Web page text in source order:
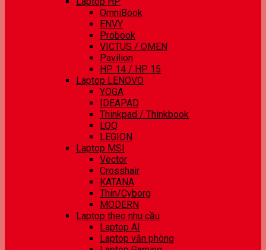
OmniBook
ENVY
Probook
VICTUS / OMEN
Pavilion
HP 14 / HP 15
Laptop LENOVO
YOGA
IDEAPAD
Thinkpad / Thinkbook
LOQ
LEGION
Laptop MSI
Vector
Crosshair
KATANA
Thin/Cyborg
MODERN
Laptop theo nhu cầu
Laptop AI
Laptop văn phòng